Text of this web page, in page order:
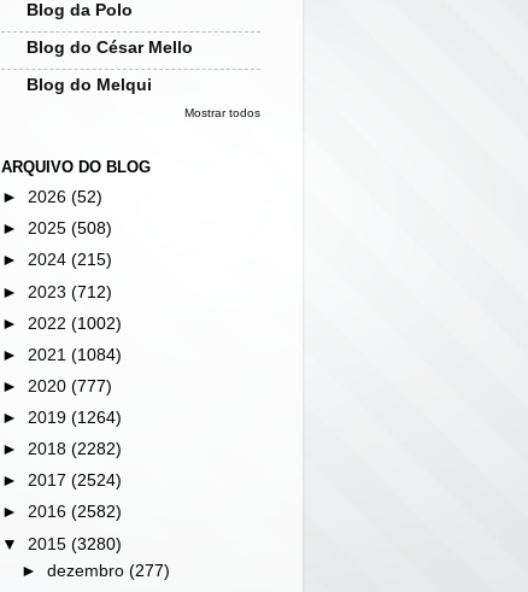
Blog da Polo
Blog do César Mello
Blog do Melqui
Mostrar todos
ARQUIVO DO BLOG
► 2026 (52)
► 2025 (508)
► 2024 (215)
► 2023 (712)
► 2022 (1002)
► 2021 (1084)
► 2020 (777)
► 2019 (1264)
► 2018 (2282)
► 2017 (2524)
► 2016 (2582)
▼ 2015 (3280)
►dezembro(277)